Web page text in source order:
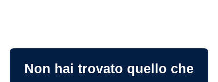
Non hai trovato quello che